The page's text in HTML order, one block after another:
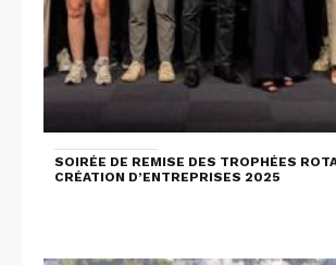
SOIRÉE DE REMISE DES TROPHÉES
CRÉATION D’ENTREPRISES 2025